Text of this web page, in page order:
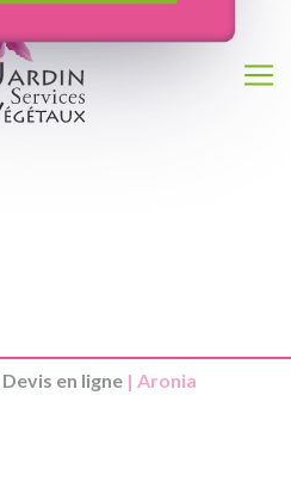
Devis en ligne | Aronia